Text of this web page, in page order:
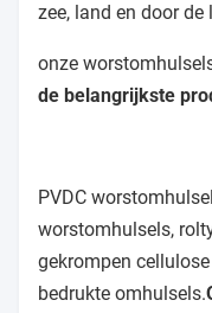
zee, land en door
onze
de belangrijkste
PVDC
worstomhulsels,
gekrompen
bedrukte omhulsels.